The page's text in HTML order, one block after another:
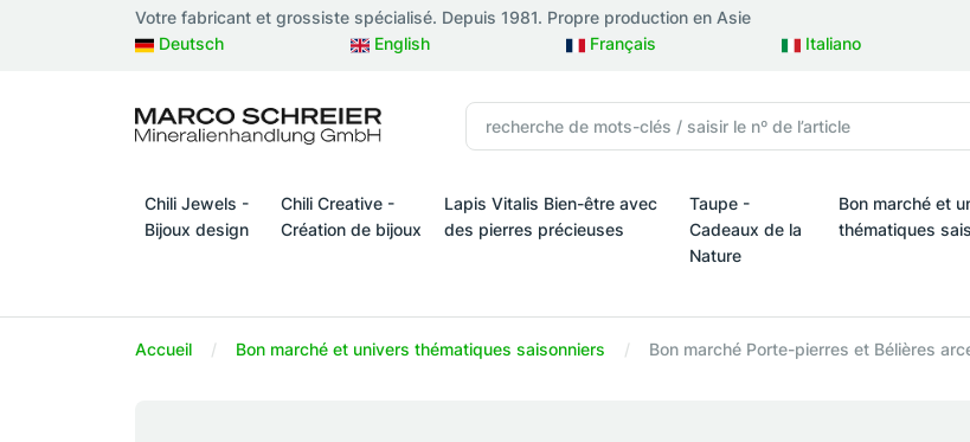
Votre fabricant et grossiste spécialisé. Depuis 1981. Propre production en Asie
Deutsch
English Français Italiano
Chili Jewels -
Bijoux design
Chili Creative -
Création de bijoux
Lapis Vitalis Bien-être avec
des pierres précieuses
Taupe -
Cadeaux de la
Nature
Bon marché et
thématiques
Accueil Bon marché et univers thématiques saisonniers Bon marché Porte-pierres et Bélières